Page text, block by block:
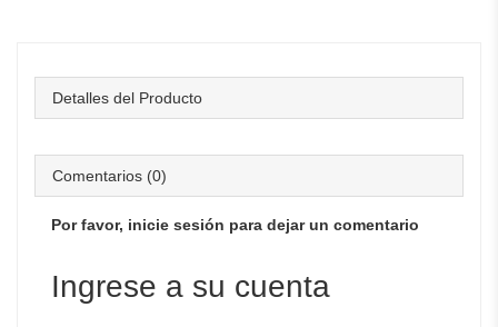
Detalles del Producto
Comentarios (0)
Por favor, inicie sesión para dejar un comentario
Ingrese a su cuenta